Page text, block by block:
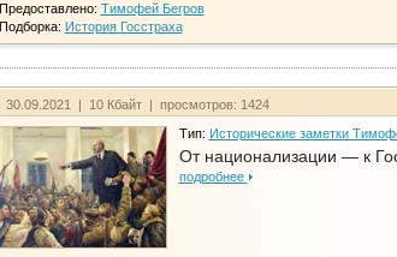
Предоставлено: Тимофей Бегров
Подборка: История Госстраха
30.09.2021 | 10 Кбайт | просмотров: 1424
Тип: Исторические заметки
От национализации — к
подробнее